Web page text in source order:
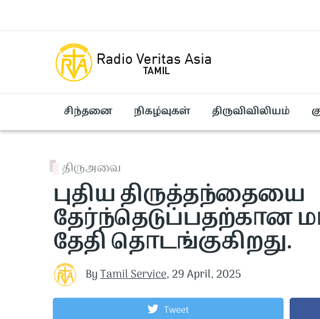
சிந்தனை நிகழ்வுகள் திருவிவிலியம்
திருஅவை
புதிய திருத்தந்தையை
தேர்ந்தெடுப்பதற்கான
தேதி தொடங்குகிறது.
ByTamil Service,29 April, 2025
Tweet